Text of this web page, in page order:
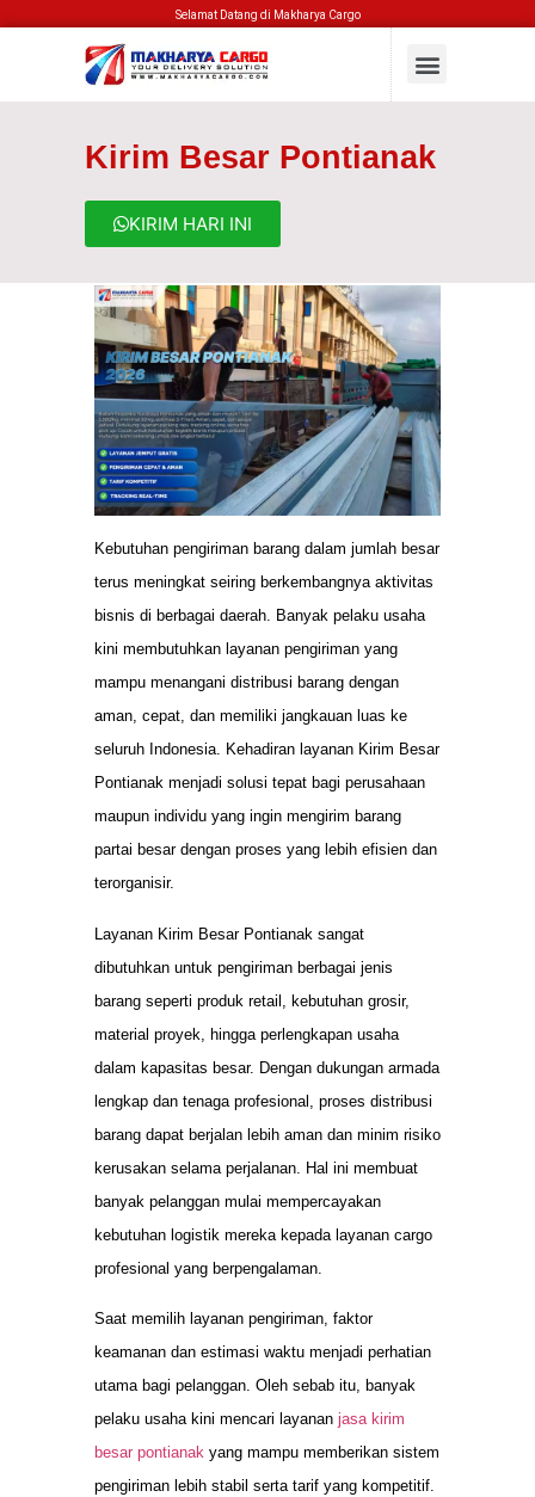
Selamat Datang di Makharya Cargo
Kirim Besar Pontianak
KIRIM HARI INI
Kebutuhan pengiriman barang dalam jumlah besar
terus meningkat seiring berkembangnya aktivitas
bisnis di berbagai daerah. Banyak pelaku usaha
kini membutuhkan layanan pengiriman yang
mampu menangani distribusi barang dengan
aman, cepat, dan memiliki jangkauan luas ke
seluruh Indonesia. Kehadiran layanan Kirim Besar
Pontianak menjadi solusi tepat bagi perusahaan
maupun individu yang ingin mengirim barang
partai besar dengan proses yang lebih efisien dan
terorganisir.
Layanan Kirim Besar Pontianak sangat
dibutuhkan untuk pengiriman berbagai jenis
barang seperti produk retail, kebutuhan grosir,
material proyek, hingga perlengkapan usaha
dalam kapasitas besar. Dengan dukungan armada
lengkap dan tenaga profesional, proses distribusi
barang dapat berjalan lebih aman dan minim risiko
kerusakan selama perjalanan. Hal ini membuat
banyak pelanggan mulai mempercayakan
kebutuhan logistik mereka kepada layanan cargo
profesional yang berpengalaman.
Saat memilih layanan pengiriman, faktor
keamanan dan estimasi waktu menjadi perhatian
utama bagi pelanggan. Oleh sebab itu, banyak
pelaku usaha kini mencari layanan jasa kirim
besar pontianak yang mampu memberikan sistem
pengiriman lebih stabil serta tarif yang kompetitif.